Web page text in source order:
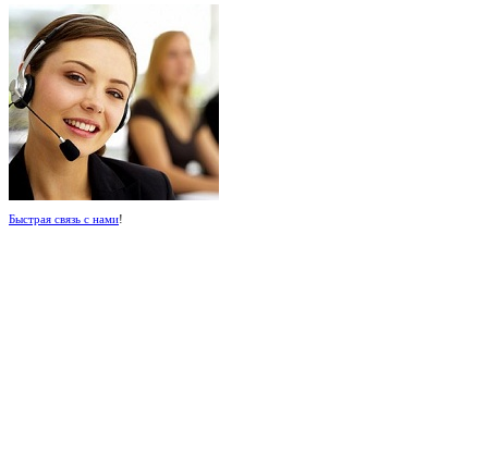
Быстрая связь с нами!